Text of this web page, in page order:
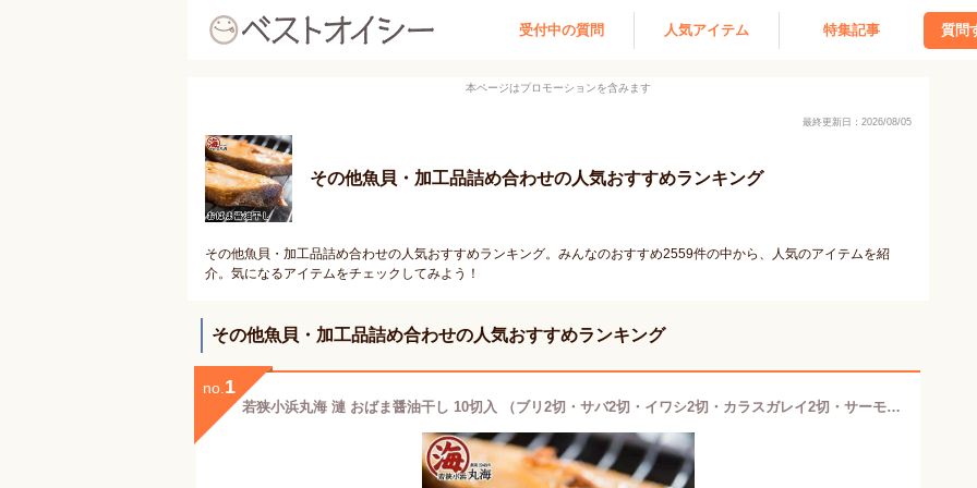
受付中の質問 人気アイテム 特集記事 質問
本ページはプロモーションを含みます
最終更新日：2026/08/05
その他魚貝・加工品詰め合わせの人気おすすめランキング
その他魚貝・加工品詰め合わせの人気おすすめランキング。みんなのおすすめ2559件の中から、人気のアイテムを紹
介。気になるアイテムをチェックしてみよう！
その他魚貝・加工品詰め合わせの人気おすすめランキング
no. 1
若狭小浜丸海 漣 おばま醤油干し 10切入 （ブリ2切・サバ2切・イワシ2切・カラスガレイ2切・サーモン2切） 【竹かご入り】